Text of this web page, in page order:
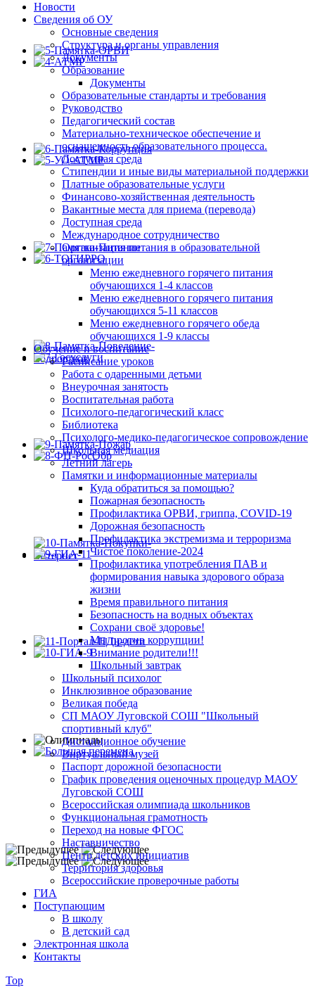
Новости
Сведения об ОУ
Основные сведения
Структура и органы управления
Документы
Образование
Документы
Образовательные стандарты и требования
Руководство
Педагогический состав
Материально-техническое обеспечение и
оснащенность образовательного процесса.
Доступная среда
Стипендии и иные виды материальной поддержки
Платные образовательные услуги
Финансово-хозяйственная деятельность
Вакантные места для приема (перевода)
Доступная среда
Международное сотрудничество
Организация питания в образовательной
организации
Меню ежедневного горячего питания
обучающихся 1-4 классов
Меню ежедневного горячего питания
обучающихся 5-11 классов
Меню ежедневного горячего обеда
обучающихся 1-9 классы
Обучение и воспитание
Расписание уроков
Работа с одаренными детьми
Внеурочная занятость
Воспитательная работа
Психолого-педагогический класс
Библиотека
Психолого-медико-педагогическое сопровождение
Школьная медиация
Летний лагерь
Памятки и информационные материалы
Куда обратиться за помощью?
Пожарная безопасность
Профилактика ОРВИ, гриппа, COVID-19
Дорожная безопасность
Профилактика экстремизма и терроризма
Чистое поколение-2024
Профилактика употребления ПАВ и
формирования навыка здорового образа
жизни
Время правильного питания
Безопасность на водных объектах
Сохрани своё здоровье!
Мы против коррупции!
Внимание родители!!!
Школьный завтрак
Школьный психолог
Инклюзивное образование
Великая победа
СП МАОУ Луговской СОШ "Школьный
спортивный клуб"
Дистанционное обучение
Виртуальный музей
Паспорт дорожной безопасности
График проведения оценочных процедур МАОУ
Луговской СОШ
Всероссийская олимпиада школьников
Функциональная грамотность
Переход на новые ФГОС
Наставничество
Центр детских инициатив
Территория здоровья
Всероссийские проверочные работы
ГИА
Поступающим
В школу
В детский сад
Электронная школа
Контакты
Top